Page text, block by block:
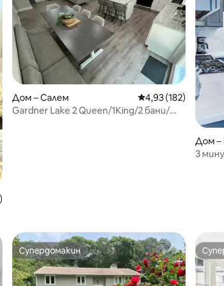
4,84 от 5, 115 отзива
Дом – Салем Средна оценка:
4,93 (182)
Gardner Lake 2 Queen/1King/2 бани/
Дом –
3
Супердомакин
Супердомакин